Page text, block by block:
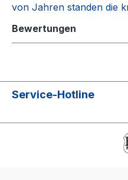
von Jahren standen die
Bewertungen
Service-Hotline